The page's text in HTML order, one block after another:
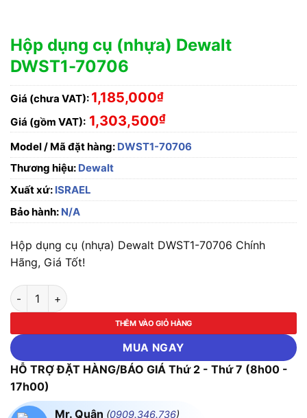
Hộp dụng cụ (nhựa) Dewalt
DWST1-70706
Giá (chưa VAT): 1,185,000₫
Giá (gồm VAT): 1,303,500₫
Model / Mã đặt hàng: DWST1-70706
Thương hiệu: Dewalt
Xuất xứ: ISRAEL
Bảo hành: N/A
Hộp dụng cụ (nhựa) Dewalt DWST1-70706 Chính
Hãng, Giá Tốt!
Hộp dụng cụ (nhựa) Dewalt DWST1-70706 số lượng
THÊM VÀO GIỎ HÀNG
MUA NGAY
HỖ TRỢ ĐẶT HÀNG/BÁO GIÁ Thứ 2 - Thứ 7 (8h00 -
17h00)
Mr. Quân (0909.346.736)